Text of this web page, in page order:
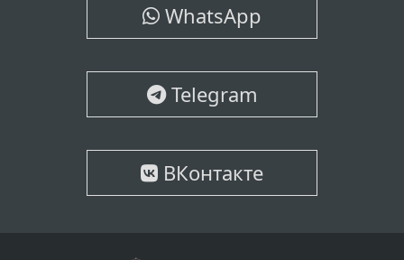
WhatsApp
Telegram
ВКонтакте